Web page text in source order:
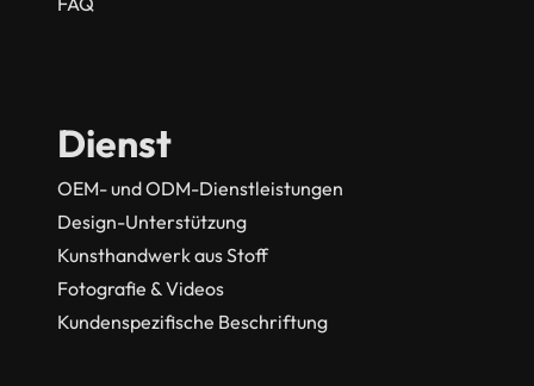
Dienst
OEM- und ODM-Dienstleistungen
Design-Unterstützung
Kunsthandwerk aus Stoff
Fotografie & Videos
Kundenspezifische Beschriftung